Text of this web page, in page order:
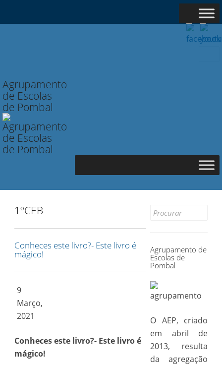
Agrupamento
de Escolas
de Pombal
1ºCEB
Conheces este livro?- Este livro é
mágico!
9
Março,
2021
Conheces este livro?- Este livro é
mágico!
Search
Agrupamento de
Escolas de
Pombal
O AEP, criado
em abril de
2013, resulta
da agregação